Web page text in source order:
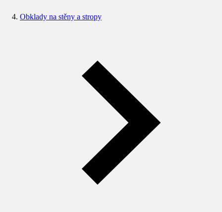
Obklady na stěny a stropy